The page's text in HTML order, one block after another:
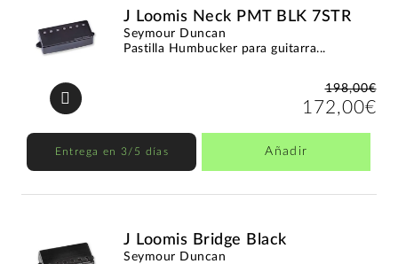
J Loomis Neck PMT BLK 7STR
Seymour Duncan
Pastilla Humbucker para guitarra...
198,00€
172,00€
Entrega en 3/5 días Añadir
J Loomis Bridge Black
Seymour Duncan